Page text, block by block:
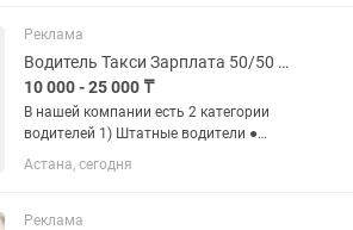
4K Ultra HD • Операционная система:...
Реклама
Водитель Такси Зарплата 50/50 День Ночь
10 000 - 25 000 ₸
В нашей компании есть 2 категории
водителей 1) Штатные водители ●
График у штатного водителя 6/1
выходной выбирают сами в какой день
вы просто хотите иногда...
Астана, сегодня
Реклама